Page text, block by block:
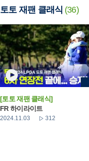
토토 재팬 클래식 (36)
[토토 재팬 클래식]
FR 하이라이트
2024.11.03 312